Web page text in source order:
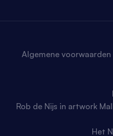
Algemene voorwaarden
Rob de Nijs in artwork
Het